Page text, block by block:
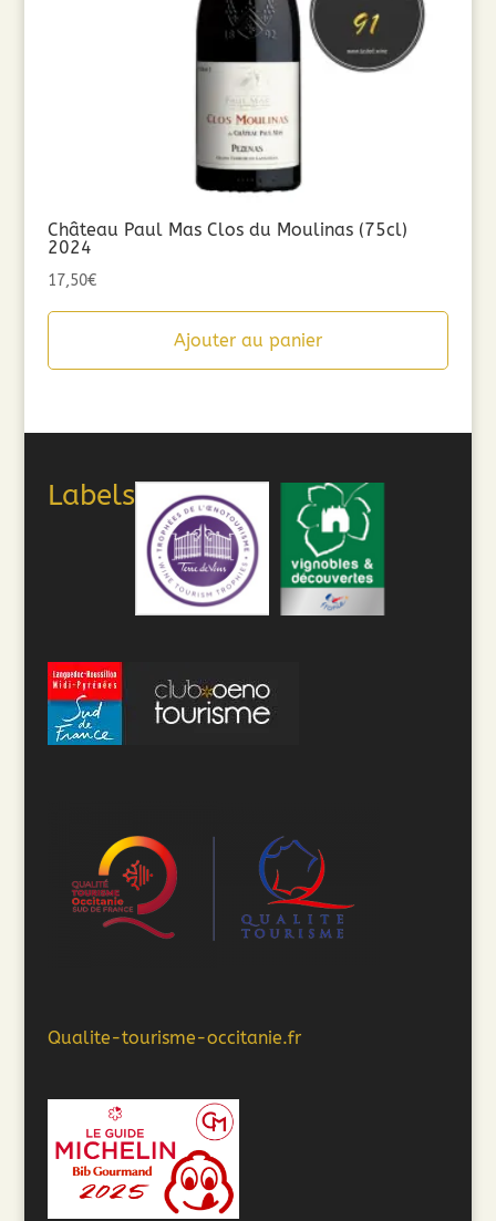
Château Paul Mas Clos du Moulinas (75cl)
2024
17,50€
Ajouter au panier
Labels
Qualite-tourisme-occitanie.fr